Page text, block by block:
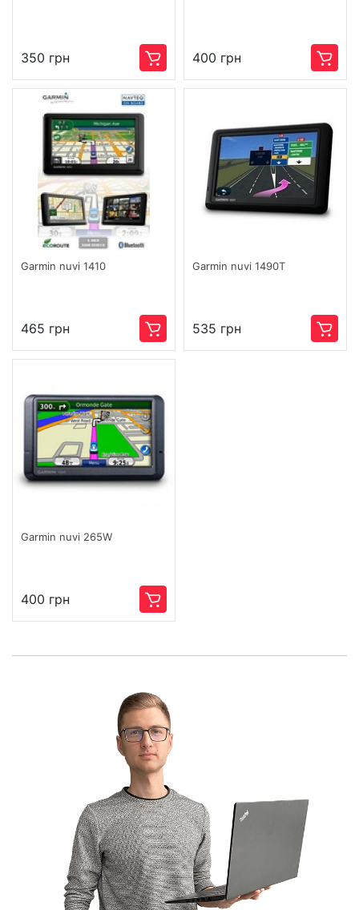
350 грн 400 грн
Garmin nuvi 1410
465 грн
Garmin nuvi 1490T
535 грн
Garmin nuvi 265W
400 грн